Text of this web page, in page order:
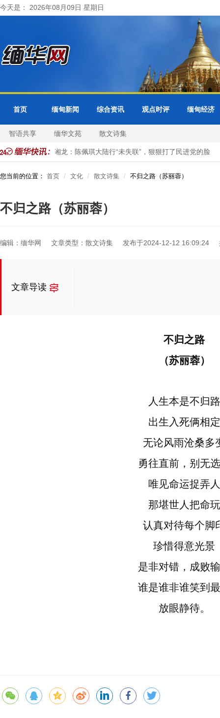
今天是： 2026年08月09日 星期日
首页 缅甸新闻 综合资讯 观点时评 缅甸经济
智语共享 缅华文苑 散文诗集
张维为、唐湘龙：陈佩琪大陆行“未失联”，狠狠打了民进党的脸
您当前的位置： 首页 文化 散文诗集 不归之路（苏丽蓉）
不归之路（苏丽蓉）
编辑：缅华网 文章类型：散文诗集 发布于2024-12-12 16:09:24
文章导读
不归之路
（苏丽蓉）
人生本是不归路
出生入死俩相定
无论风雨沧桑多
勇往直前，别无
唯见命运捉弄人
那堪世人把命玩
认真对待每个脚
珍惜得意光景
是非对错，成败
谁是谁非谁笑到
放眼静待。